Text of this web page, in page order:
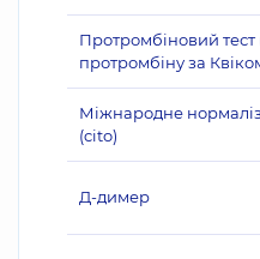
Протромбіновий тест
протромбіну за
Міжнародне
(cito)
Д-димер